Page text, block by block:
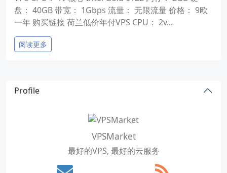
盘： 40GB 带宽： 1Gbps 流量： 无限流量 价格： 9欧
一年 购买链接 荷兰低价年付VPS CPU： 2v...
阅读更多
Profile
VPSMarket
最好的VPS, 最好的云服务